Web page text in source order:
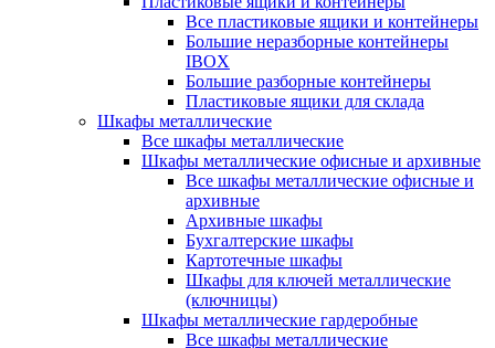
Все пластиковые ящики и контейнеры
Большие неразборные контейнеры
IBOX
Большие разборные контейнеры
Пластиковые ящики для склада
Шкафы металлические
Все шкафы металлические
Шкафы металлические офисные и архивные
Все шкафы металлические офисные и
архивные
Архивные шкафы
Бухгалтерские шкафы
Картотечные шкафы
Шкафы для ключей металлические
(ключницы)
Шкафы металлические гардеробные
Все шкафы металлические